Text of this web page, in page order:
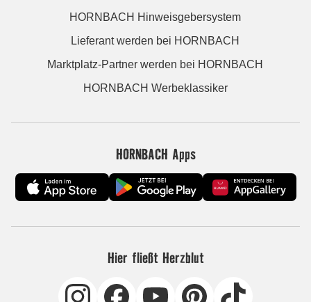
HORNBACH Hinweisgebersystem
Lieferant werden bei HORNBACH
Marktplatz-Partner werden bei HORNBACH
HORNBACH Werbeklassiker
HORNBACH Apps
Hier fließt Herzblut